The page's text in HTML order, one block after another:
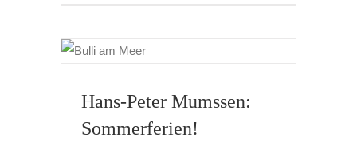
Hans-Peter Mumssen:
Sommerferien!